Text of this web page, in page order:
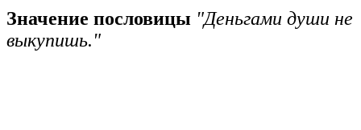
Значение пословицы "Деньгами души не
выкупишь."